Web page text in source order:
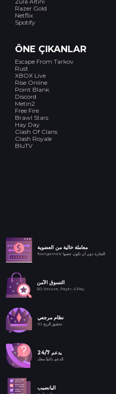
Razer Gold
Netflix
Spotify
ÖNE ÇIKANLAR
Escape From Tarkov
Rust
XBOX Live
Rise Online
Point Blank
Discord
Metin2
Free Fire
Brawl Stars
Hay Day
Clash Of Clans
Clash Royale
BluTV
معاملة خالية من العضوية
foxngame'e التجارة دون أن تكون عضوا
التسوق الآمن
3D Secure, Paytr, GPay
نظام مرجعي
24/7 يدعم
اليانصيب